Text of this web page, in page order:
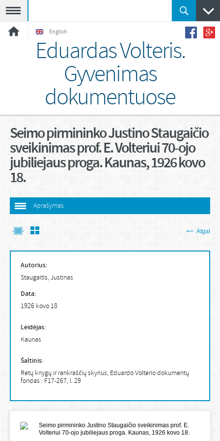
English
Eduardas Volteris.
Gyvenimas
dokumentuose
Seimo pirmininko Justino Staugaičio
sveikinimas prof. E. Volteriui 70-ojo
jubiliejaus proga. Kaunas, 1926 kovo
18.
Aprašymas
Atgal
Autorius:
Staugaitis, Justinas
Data:
1926 kovo 18
Leidėjas:
Kaunas
Šaltinis:
Retų knygų ir rankraščių skyrius, Eduardo Volterio dokumentų
fondas : F17-267, l. 29